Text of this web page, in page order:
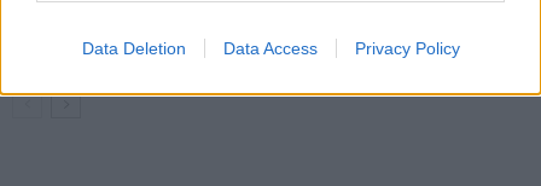
Data Deletion Data Access Privacy Policy
dohled na silnicích